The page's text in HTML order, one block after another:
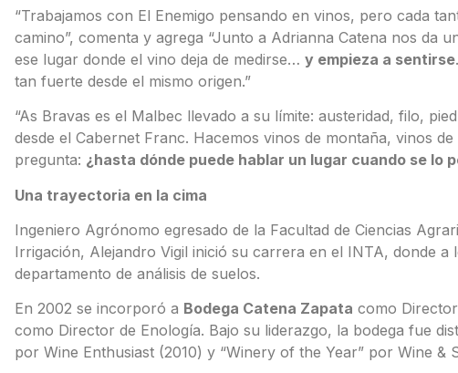
“Trabajamos con El Enemigo pensando en vinos, pero cada
camino”, comenta y agrega “Junto a Adrianna Catena nos da
ese lugar donde el vino deja de medirse… y empieza a sentirse
tan fuerte desde el mismo origen.”
“As Bravas es el Malbec llevado a su límite: austeridad, filo,
desde el Cabernet Franc. Hacemos vinos de montaña, vinos
pregunta: ¿hasta dónde puede hablar un lugar cuando se lo
Una trayectoria en la cima
Ingeniero Agrónomo egresado de la Facultad de Ciencias
Irrigación, Alejandro Vigil inició su carrera en el INTA, donde
departamento de análisis de suelos.
En 2002 se incorporó a Bodega Catena Zapata como
como Director de Enología. Bajo su liderazgo, la bodega fue
por Wine Enthusiast (2010) y “Winery of the Year” por Wine &